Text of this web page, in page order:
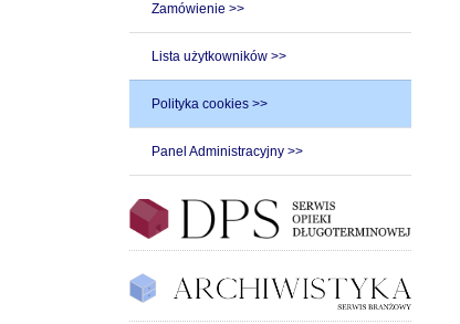
Zamówienie >>
Lista użytkowników >>
Polityka cookies >>
Panel Administracyjny >>